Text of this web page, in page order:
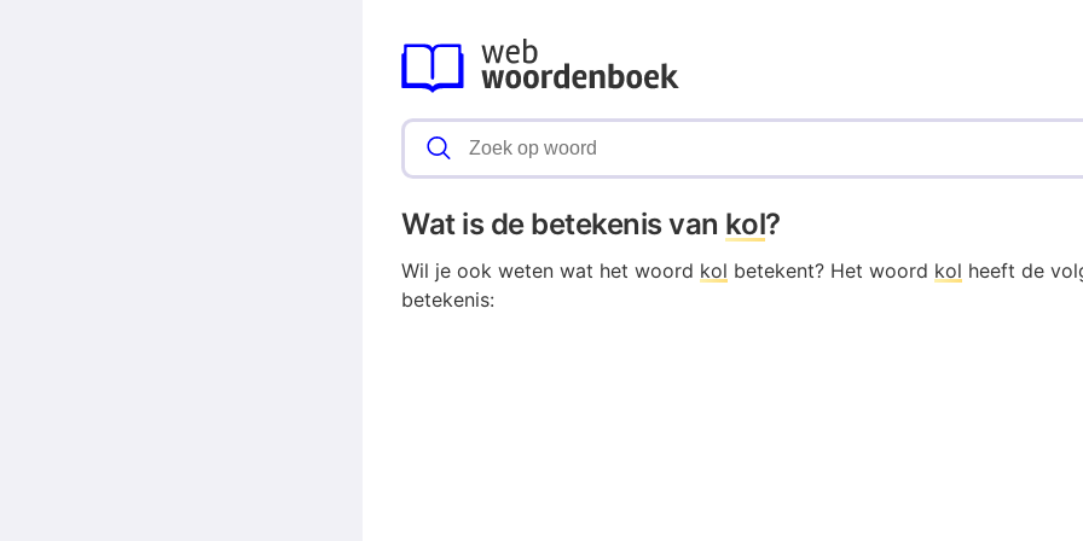
Wat is de betekenis van kol?
Wil je ook weten wat het woord kol betekent? Het woord kol heeft de
betekenis: